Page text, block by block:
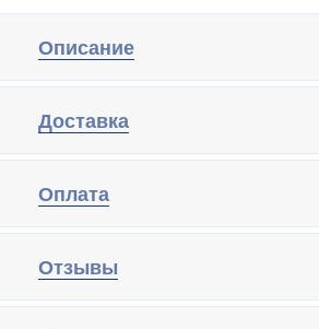
Описание
Доставка
Оплата
Отзывы